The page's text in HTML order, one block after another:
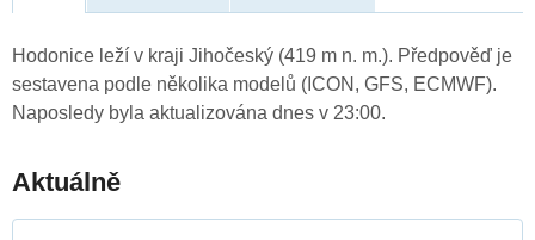
Hodonice leží v kraji Jihočeský (419 m n. m.). Předpověď je
sestavena podle několika modelů (ICON, GFS, ECMWF).
Naposledy byla aktualizována dnes v 23:00.
Aktuálně